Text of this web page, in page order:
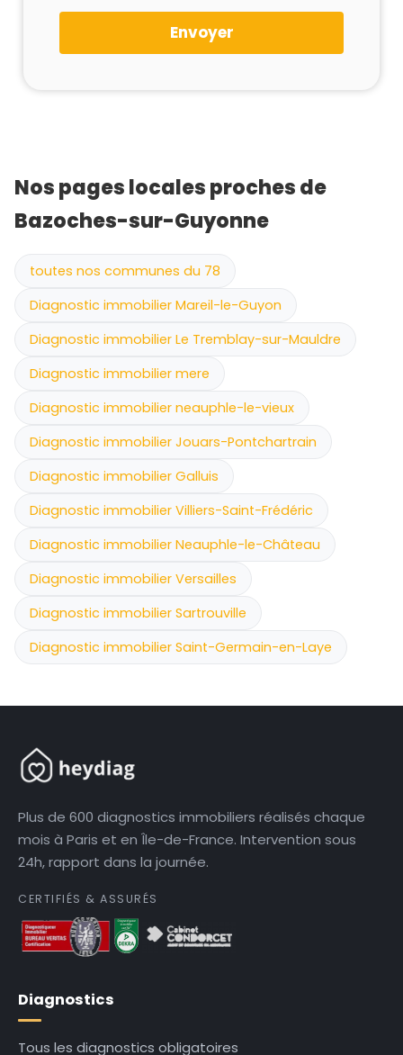
Envoyer
Nos pages locales proches de
Bazoches-sur-Guyonne
toutes nos communes du 78
Diagnostic immobilier Mareil-le-Guyon
Diagnostic immobilier Le Tremblay-sur-Mauldre
Diagnostic immobilier mere
Diagnostic immobilier neauphle-le-vieux
Diagnostic immobilier Jouars-Pontchartrain
Diagnostic immobilier Galluis
Diagnostic immobilier Villiers-Saint-Frédéric
Diagnostic immobilier Neauphle-le-Château
Diagnostic immobilier Versailles
Diagnostic immobilier Sartrouville
Diagnostic immobilier Saint-Germain-en-Laye
Plus de 600 diagnostics immobiliers réalisés chaque
mois à Paris et en Île-de-France. Intervention sous
24h, rapport dans la journée.
CERTIFIÉS & ASSURÉS
Diagnostics
Tous les diagnostics obligatoires